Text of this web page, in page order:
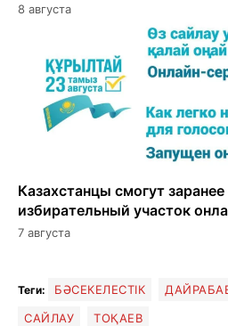
8 августа
Казахстанцы смогут заранее
избирательный участок
7 августа
Теги: БӘСЕКЕЛЕСТІК
САЙЛАУ
ТОҚАЕВ